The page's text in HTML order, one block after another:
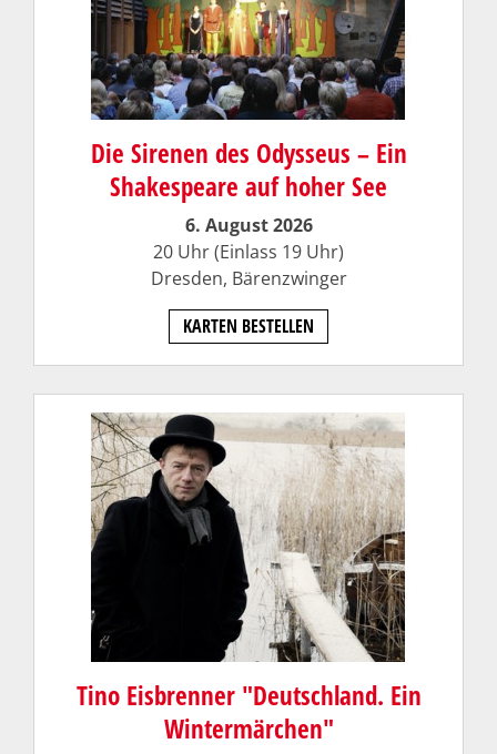
Die Sirenen des Odysseus – Ein
Shakespeare auf hoher See
6. August 2026
20 Uhr (Einlass 19 Uhr)
Dresden, Bärenzwinger
KARTEN BESTELLEN
Tino Eisbrenner "Deutschland. Ein
Wintermärchen"